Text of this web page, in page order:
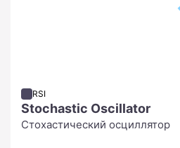
RSI
Stochastic Oscillator
Стохастический осциллятор